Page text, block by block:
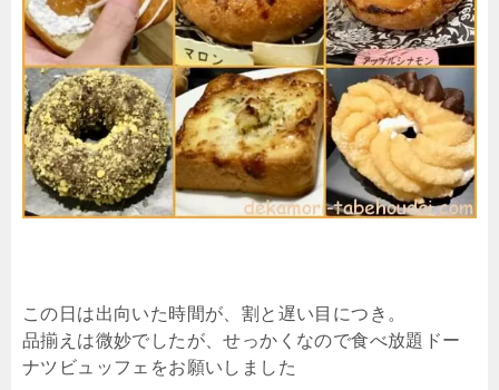
この日は出向いた時間が、割と遅い目につき。
品揃えは微妙でしたが、せっかくなので食べ放題ドー
ナツビュッフェをお願いしました